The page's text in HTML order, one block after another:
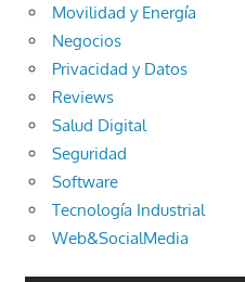
Movilidad y Energía
Negocios
Privacidad y Datos
Reviews
Salud Digital
Seguridad
Software
Tecnología Industrial
Web&SocialMedia